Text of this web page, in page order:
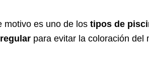
motivo es uno de los tipos de
para evitar la coloración del